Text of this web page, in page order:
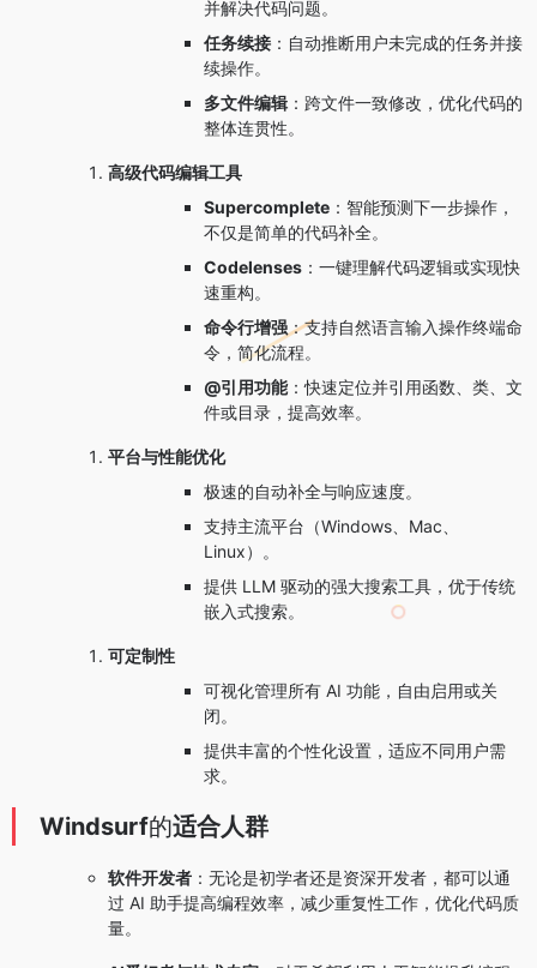
并解决代码问题。
任务续接 ：自动推断用户未完成的任务并接
续操作。
多文件编辑 ：跨文件一致修改，优化代码的
整体连贯性。
高级代码编辑工具
Supercomplete ：智能预测下一步操作，
不仅是简单的代码补全。
Codelenses ：一键理解代码逻辑或实现快
速重构。
命令行增强：支持自然语言输入操作终端命
令，简化流程。
@引用功能：快速定位并引用函数、类、文
件或目录，提高效率。
平台与性能优化
极速的自动补全与响应速度。
支持主流平台（Windows、Mac、
Linux）。
提供 LLM 驱动的强大搜索工具，优于传统
嵌入式搜索。
可定制性
可视化管理所有 AI 功能，自由启用或关
闭。
提供丰富的个性化设置，适应不同用户需
求。
Windsurf的适合人群
软件开发者 ：无论是初学者还是资深开发者，都可以通
过 AI 助手提高编程效率，减少重复性工作，优化代码质
量。